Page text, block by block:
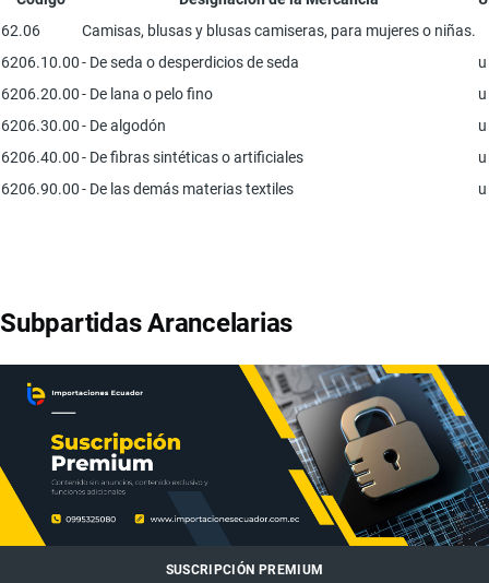
62.06
Camisas, blusas y blusas camiseras, para mujeres o niñas.
6206.10.00- De seda o desperdicios de seda
u
6206.20.00- De lana o pelo fino
u
6206.30.00- De algodón
u
6206.40.00- De fibras sintéticas o artificiales
u
6206.90.00- De las demás materias textiles u
Subpartidas Arancelarias
SUSCRIPCIÓN PREMIUM